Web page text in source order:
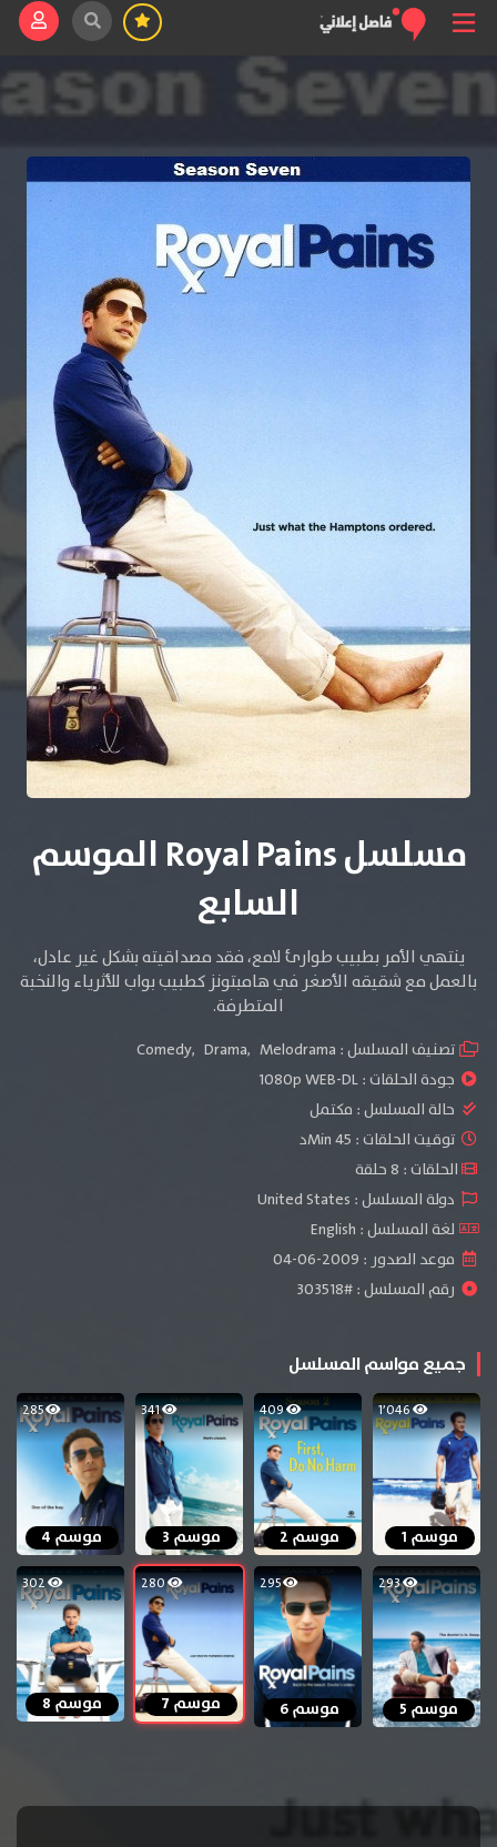
مسلسل Royal Pains الموسم
السابع
ينتهي الأمر بطبيب طوارئ لامع، فقد مصداقيته بشكل غير عادل،
بالعمل مع شقيقه الأصغر في هامبتونز كطبيب بواب للأثرياء والنخبة
المتطرفة.
تصنيف المسلسل : Comedy, Drama, Melodrama
جودة الحلقات :1080p WEB-DL
حالة المسلسل : مكتمل
توقيت الحلقات : 45 Minد
الحلقات : 8 حلقة
دولة المسلسل : United States
لغة المسلسل : English
موعد الصدور : 2009-06-04
رقم المسلسل : #303518
جميع مواسم المسلسل
1٬046
موسم 1
409
موسم 2
341
موسم 3
285
موسم 4
293
موسم 5
295
موسم 6
280
موسم 7
302
موسم 8